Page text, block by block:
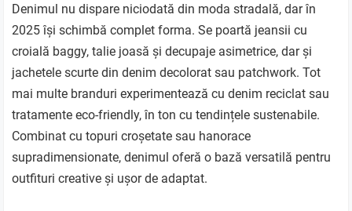
Denimul nu dispare niciodată din moda stradală, dar în
2025 își schimbă complet forma. Se poartă jeansii cu
croială baggy, talie joasă și decupaje asimetrice, dar și
jachetele scurte din denim decolorat sau patchwork. Tot
mai multe branduri experimentează cu denim reciclat sau
tratamente eco-friendly, în ton cu tendințele sustenabile.
Combinat cu topuri croșetate sau hanorace
supradimensionate, denimul oferă o bază versatilă pentru
outfituri creative și ușor de adaptat.